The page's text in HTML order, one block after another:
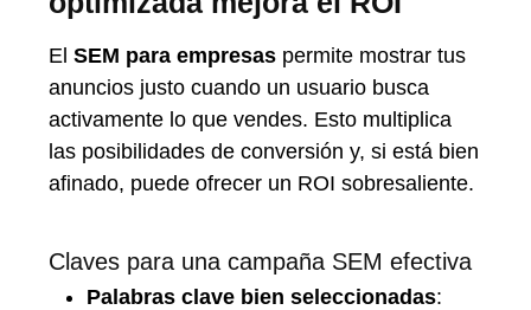
El SEM para empresas permite mostrar tus
anuncios justo cuando un usuario busca
activamente lo que vendes. Esto multiplica
las posibilidades de conversión y, si está bien
afinado, puede ofrecer un ROI sobresaliente.
Claves para una campaña SEM efectiva
Palabras clave bien seleccionadas: